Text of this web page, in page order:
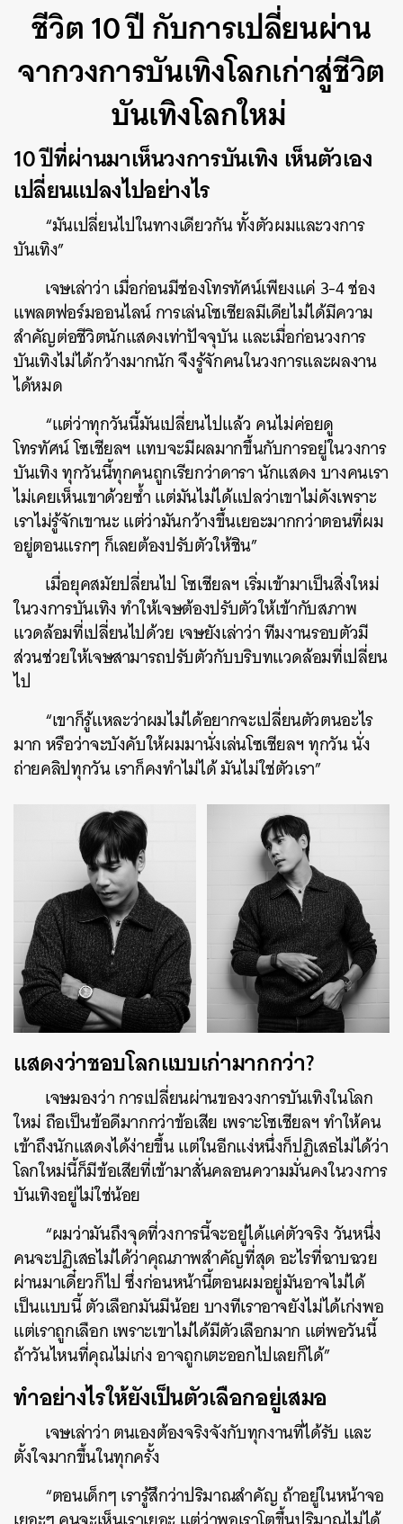
ชีวิต 10 ปี กับการเปลี่ยนผ่าน
จากวงการบันเทิงโลกเก่าสู่ชีวิต
บันเทิงโลกใหม่
10 ปีที่ผ่านมาเห็นวงการบันเทิง เห็นตัวเอง
เปลี่ยนแปลงไปอย่างไร
“มันเปลี่ยนไปในทางเดียวกัน ทั้งตัวผมและวงการ
บันเทิง”
เจษเล่าว่า เมื่อก่อนมีช่องโทรทัศน์เพียงแค่ 3-4 ช่อง
แพลตฟอร์มออนไลน์ การเล่นโซเชียลมีเดียไม่ได้มีความ
สำคัญต่อชีวิตนักแสดงเท่าปัจจุบัน และเมื่อก่อนวงการ
บันเทิงไม่ได้กว้างมากนัก จึงรู้จักคนในวงการและผลงาน
ได้หมด
“แต่ว่าทุกวันนี้มันเปลี่ยนไปแล้ว คนไม่ค่อยดู
โทรทัศน์ โซเชียลฯ แทบจะมีผลมากขึ้นกับการอยู่ในวงการ
บันเทิง ทุกวันนี้ทุกคนถูกเรียกว่าดารา นักแสดง บางคนเรา
ไม่เคยเห็นเขาด้วยซ้ำ แต่มันไม่ได้แปลว่าเขาไม่ดังเพราะ
เราไม่รู้จักเขานะ แต่ว่ามันกว้างขึ้นเยอะมากกว่าตอนที่ผม
อยู่ตอนแรกๆ ก็เลยต้องปรับตัวให้ชิน”
เมื่อยุคสมัยปลี่ยนไป โซเชียลฯ เริ่มเข้ามาเป็นสิ่งใหม่
ในวงการบันเทิง ทำให้เจษต้องปรับตัวให้เข้ากับสภาพ
แวดล้อมที่เปลี่ยนไปด้วย เจษยังเล่าว่า ทีมงานรอบตัวมี
ส่วนช่วยให้เจษสามารถปรับตัวกับบริบทแวดล้อมที่เปลี่ยน
ไป
“เขาก็รู้แหละว่าผมไม่ได้อยากจะเปลี่ยนตัวตนอะไร
มาก หรือว่าจะบังคับให้ผมมานั่งเล่นโซเชียลฯ ทุกวัน นั่ง
ถ่ายคลิปทุกวัน เราก็คงทำไม่ได้ มันไม่ใช่ตัวเรา”
แสดงว่าชอบโลกแบบเก่ามากกว่า?
เจษมองว่า การเปลี่ยนผ่านของวงการบันเทิงในโลก
ใหม่ ถือเป็นข้อดีมากกว่าข้อเสีย เพราะโซเชียลฯ ทำให้คน
เข้าถึงนักแสดงได้ง่ายขึ้น แต่ในอีกแง่หนึ่งก็ปฏิเสธไม่ได้ว่า
โลกใหม่นี้ก็มีข้อเสียที่เข้ามาสั่นคลอนความมั่นคงในวงการ
บันเทิงอยู่ไม่ใช่น้อย
“ผมว่ามันถึงจุดที่วงการนี้จะอยู่ได้แค่ตัวจริง วันหนึ่ง
คนจะปฏิเสธไม่ได้ว่าคุณภาพสำคัญที่สุด อะไรที่ฉาบฉวย
ผ่านมาเดี๋ยวก็ไป ซึ่งก่อนหน้านี้ตอนผมอยู่มันอาจไม่ได้
เป็นแบบนี้ ตัวเลือกมันมีน้อย บางทีเราอาจยังไม่ได้เก่งพอ
แต่เราถูกเลือก เพราะเขาไม่ได้มีตัวเลือกมาก แต่พอวันนี้
ถ้าวันไหนที่คุณไม่เก่ง อาจถูกเตะออกไปเลยก็ได้”
ทำอย่างไรให้ยังเป็นตัวเลือกอยู่เสมอ
เจษเล่าว่า ตนเองต้องจริงจังกับทุกงานที่ได้รับ และ
ตั้งใจมากขึ้นในทุกครั้ง
“ตอนเด็กๆ เรารู้สึกว่าปริมาณสำคัญ ถ้าอยู่ในหน้าจอ